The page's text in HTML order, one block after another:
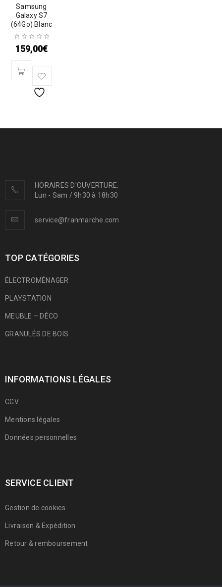
Samsung
Galaxy S7
(64Go) Blanc
159,00€
HORAIRES D'OUVERTURE:
Lun - Sam / 9h30 à 18h30
service@franmarche.com
TOP CATÉGORIES
ÉLECTROMÉNAGER
PLAYSTATION
MEUBLE – DÉCO
GRANULÉS DE BOIS
INFORMATIONS LÉGALES
CGV
Mentions légales
Données personnelles
SERVICE CLIENT
Gestion de cookies
Livraison & Expédition
Retour & remboursement